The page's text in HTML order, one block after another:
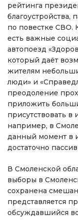
рейтинга
благоустройства,
по повестке СВО.
есть важные
автопоезд
который даёт
жителям
люди» и
преодоление
приложить
присутствовать
например, в
данный момент в
достаточно
В Смоленской
выборы в
сохранена
представляется
обсуждавшийся